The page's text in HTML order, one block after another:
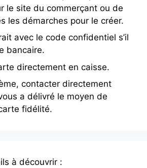
le site du commerçant ou de
les démarches pour le créer.
avec le code confidentiel s’il
bancaire.
directement en caisse.
contacter directement
a délivré le moyen de
fidélité.
à découvrir :